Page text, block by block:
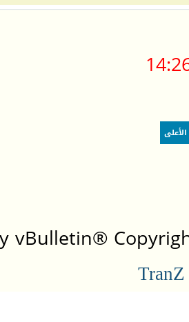
الأعلى
vBulletin®